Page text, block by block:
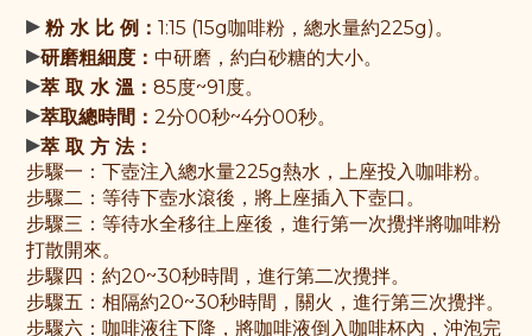
▸ 粉 水 比 例： 1:15 (15g咖啡粉，總水量約225g)。
▸研磨粗細度： 中研磨，約白砂糖的大小。
▸萃 取 水 溫： 85度~91度。
▸萃取總時間： 2分00秒~4分00秒。
▸萃 取 方 法：
步驟一： 下壺注入總水量225g熱水，上座投入咖啡粉。
步驟二： 等待下壺水滾後，將上座插入下壺口。
步驟三： 等待水全移往上座後，進行第一次攪拌將咖啡粉
打散開來。
步驟 四： 約20~30秒時間，進行第二次攪拌。
步驟五：相隔約20~30秒時間，關火，進行第三次攪拌。
步驟六：咖啡液往下降，將咖啡液倒入咖啡杯內，沖泡完